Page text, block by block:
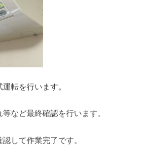
転を行います。
など最終確認を行います。
して作業完了です。